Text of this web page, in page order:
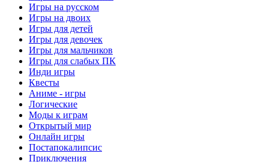
Игры на русском
Игры на двоих
Игры для детей
Игры для девочек
Игры для мальчиков
Игры для слабых ПК
Инди игры
Квесты
Аниме - игры
Логические
Моды к играм
Открытый мир
Онлайн игры
Постапокалипсис
Приключения